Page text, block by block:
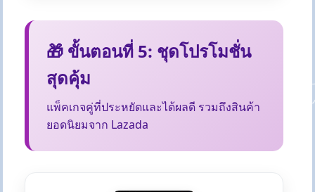
🎁 ขั้นตอนที่ 5: ชุดโปรโมชั่น
สุดคุ้ม
แพ็คเกจคู่ที่ประหยัดและได้ผลดี รวมถึงสินค้า
ยอดนิยมจาก Lazada